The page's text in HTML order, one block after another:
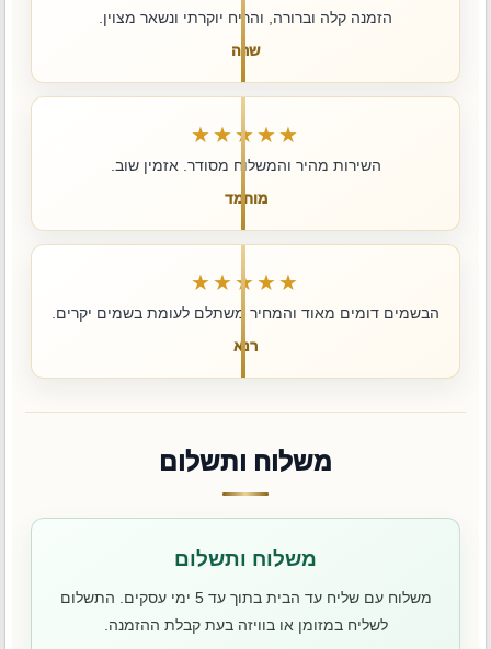
הזמנה קלה וברורה, והריח יוקרתי ונשאר מצוין.
שרה
★★★★★
השירות מהיר והמשלוח מסודר. אזמין שוב.
מוחמד
★★★★★
הבשמים דומים מאוד והמחיר משתלם לעומת בשמים יקרים.
רנא
משלוח ותשלום
משלוח ותשלום
משלוח עם שליח עד הבית בתוך עד 5 ימי עסקים. התשלום
לשליח במזומן או בוויזה בעת קבלת ההזמנה.